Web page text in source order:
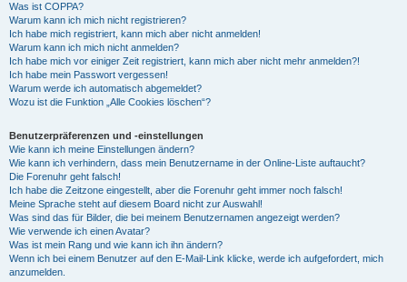
Was ist COPPA?
Warum kann ich mich nicht registrieren?
Ich habe mich registriert, kann mich aber nicht anmelden!
Warum kann ich mich nicht anmelden?
Ich habe mich vor einiger Zeit registriert, kann mich aber nicht mehr anmelden?!
Ich habe mein Passwort vergessen!
Warum werde ich automatisch abgemeldet?
Wozu ist die Funktion „Alle Cookies löschen“?
Benutzerpräferenzen und -einstellungen
Wie kann ich meine Einstellungen ändern?
Wie kann ich verhindern, dass mein Benutzername in der Online-Liste auftaucht?
Die Forenuhr geht falsch!
Ich habe die Zeitzone eingestellt, aber die Forenuhr geht immer noch falsch!
Meine Sprache steht auf diesem Board nicht zur Auswahl!
Was sind das für Bilder, die bei meinem Benutzernamen angezeigt werden?
Wie verwende ich einen Avatar?
Was ist mein Rang und wie kann ich ihn ändern?
Wenn ich bei einem Benutzer auf den E-Mail-Link klicke, werde ich aufgefordert, mich
anzumelden.